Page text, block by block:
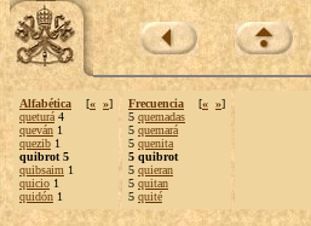
Alfabética [« »]
queturá 4
queván 1
quezib 1
quibrot 5
quibsaim 1
quicio 1
quidón 1
Frecuencia [« »]
5 quemadas
5 quemará
5 quenita
5 quibrot
5 quieran
5 quitan
5 quité